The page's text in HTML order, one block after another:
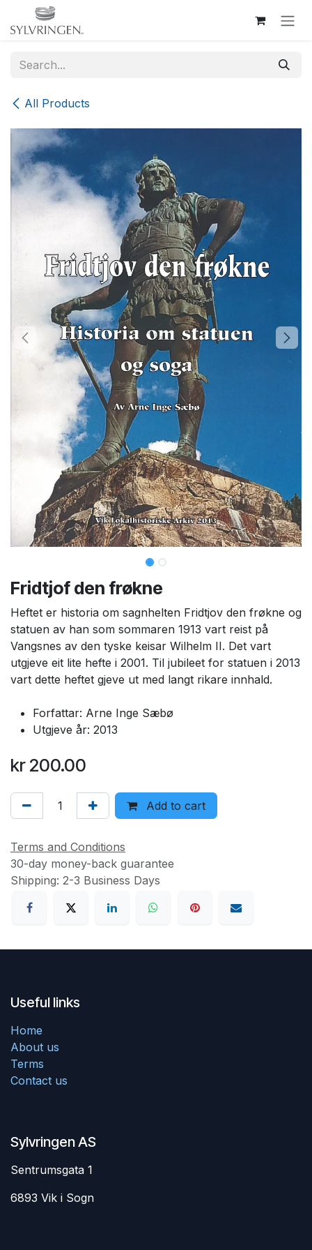
Skip to Content
All Products
Fridtjof den frøkne
Heftet er historia om sagnhelten Fridtjov den frøkne og
statuen av han som sommaren 1913 vart reist på
Vangsnes av den tyske keisar Wilhelm II. Det vart
utgjeve eit lite hefte i 2001. Til jubileet for statuen i 2013
vart dette heftet gjeve ut med langt rikare innhald.
Forfattar: Arne Inge Sæbø
Utgjeve år: 2013
kr 200.00
Add to cart
Terms and Conditions
30-day money-back guarantee
Shipping: 2-3 Business Days
Useful links
Home
About us
Terms
Contact us
Sylvringen AS
Sentrumsgata 1
6893 Vik i Sogn